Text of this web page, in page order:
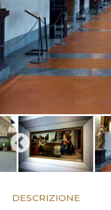
DESCRIZIONE